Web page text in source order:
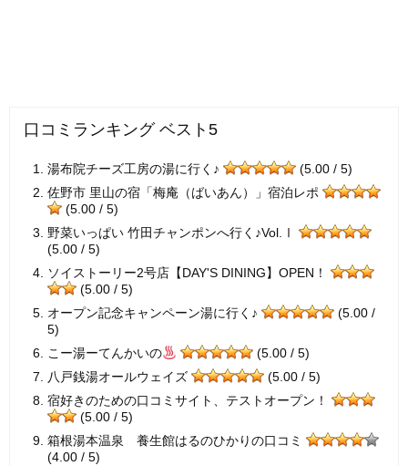
口コミランキング ベスト5
湯布院チーズ工房の湯に行く♪
(5.00 / 5)
佐野市 里山の宿「梅庵（ばいあん）」宿泊レポ
(5.00 / 5)
野菜いっぱい 竹田チャンポンへ行く♪Vol.Ⅰ
(5.00 / 5)
ソイストーリー2号店【DAY'S DINING】OPEN！
(5.00 / 5)
オープン記念キャンペーン湯に行く♪
(5.00 /
5)
こー湯ーてんかいの
(5.00 / 5)
八戸銭湯オールウェイズ
(5.00 / 5)
宿好きのための口コミサイト、テストオープン！
(5.00 / 5)
箱根湯本温泉 養生館はるのひかりの口コミ
(4.00 / 5)